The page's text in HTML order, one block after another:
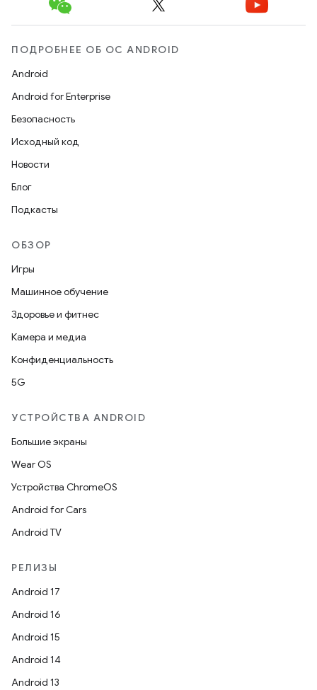
ПОДРОБНЕЕ ОБ ОС ANDROID
Android
Android for Enterprise
Безопасность
Исходный код
Новости
Блог
Подкасты
ОБЗОР
Игры
Машинное обучение
Здоровье и фитнес
Камера и медиа
Конфиденциальность
5G
УСТРОЙСТВА ANDROID
Большие экраны
Wear OS
Устройства ChromeOS
Android for Cars
Android TV
РЕЛИЗЫ
Android 17
Android 16
Android 15
Android 14
Android 13